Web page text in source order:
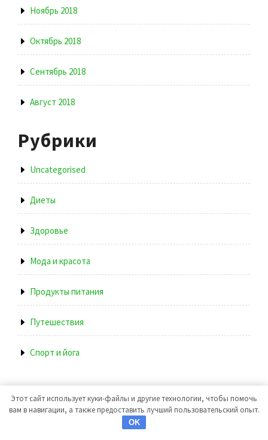
Ноябрь 2018
Октябрь 2018
Сентябрь 2018
Август 2018
Рубрики
Uncategorised
Диеты
Здоровье
Мода и красота
Продукты питания
Путешествия
Спорт и йога
Этот сайт использует куки-файлы и другие технологии, чтобы помочь
вам в навигации, а также предоставить лучший пользовательский опыт.
OK